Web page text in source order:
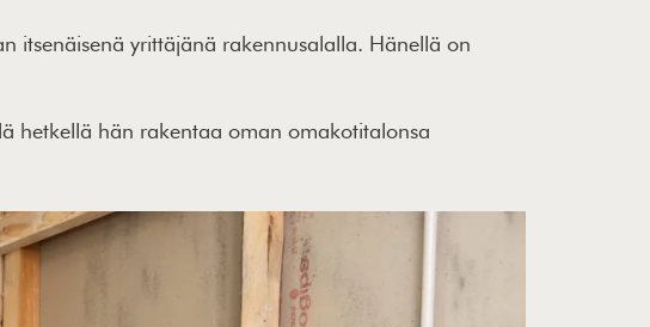
itsenäisenä yrittäjänä rakennusalalla. Hänellä on
hetkellä hän rakentaa oman omakotitalonsa